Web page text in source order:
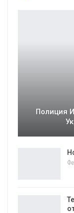
Полиция